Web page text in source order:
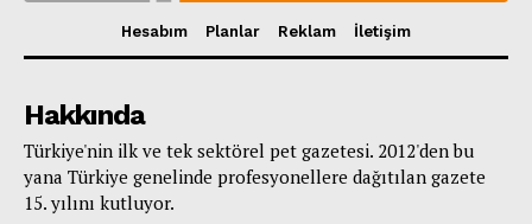
Hesabım Planlar Reklam İletişim
Hakkında
Türkiye'nin ilk ve tek sektörel pet gazetesi. 2012'den bu
yana Türkiye genelinde profesyonellere dağıtılan gazete
15. yılını kutluyor.